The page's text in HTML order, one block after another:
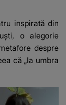
inspirată din
o alegorie
despre
că „la umbra